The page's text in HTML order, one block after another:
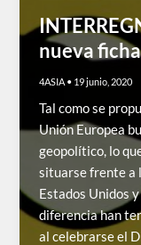
nueva
4ASIA • 19 junio, 2020
Tal como se
Unión Europea
geopolítico, lo
situarse frente a
Estados Unidos
diferencia han
al celebrarse el